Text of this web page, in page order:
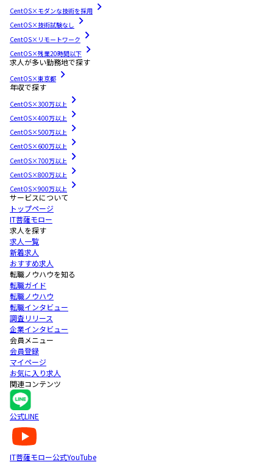
CentOS×モダンな技術を採用
CentOS×技術試験なし
CentOS×リモートワーク
CentOS×残業20時間以下
求人が多い勤務地で探す
CentOS×東京都
年収で探す
CentOS×300万以上
CentOS×400万以上
CentOS×500万以上
CentOS×600万以上
CentOS×700万以上
CentOS×800万以上
CentOS×900万以上
サービスについて
トップページ
IT菩薩モロー
求人を探す
求人一覧
新着求人
おすすめ求人
転職ノウハウを知る
転職ガイド
転職ノウハウ
転職インタビュー
調査リリース
企業インタビュー
会員メニュー
会員登録
マイページ
お気に入り求人
関連コンテンツ
公式LINE
IT菩薩モロー公式YouTube